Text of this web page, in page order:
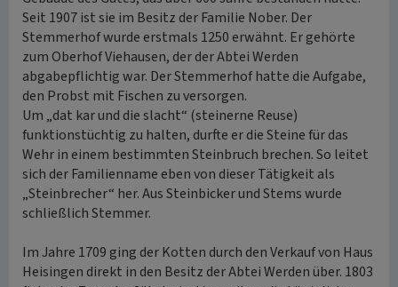
Seit 1907 ist sie im Besitz der Familie Nober. Der
Stemmerhof wurde erstmals 1250 erwähnt. Er gehörte
zum Oberhof Viehausen, der der Abtei Werden
abgabepflichtig war. Der Stemmerhof hatte die Aufgabe,
den Probst mit Fischen zu versorgen.
Um „dat kar und die slacht“ (steinerne Reuse)
funktionstüchtig zu halten, durfte er die Steine für das
Wehr in einem bestimmten Steinbruch brechen. So leitet
sich der Familienname eben von dieser Tätigkeit als
„Steinbrecher“ her. Aus Steinbicker und Stems wurde
schließlich Stemmer.
Im Jahre 1709 ging der Kotten durch den Verkauf von Haus
Heisingen direkt in den Besitz der Abtei Werden über. 1803